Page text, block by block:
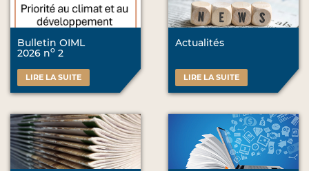
Bulletin OIML
2026 no 2
LIRE LA SUITE
Actualités
LIRE LA SUITE